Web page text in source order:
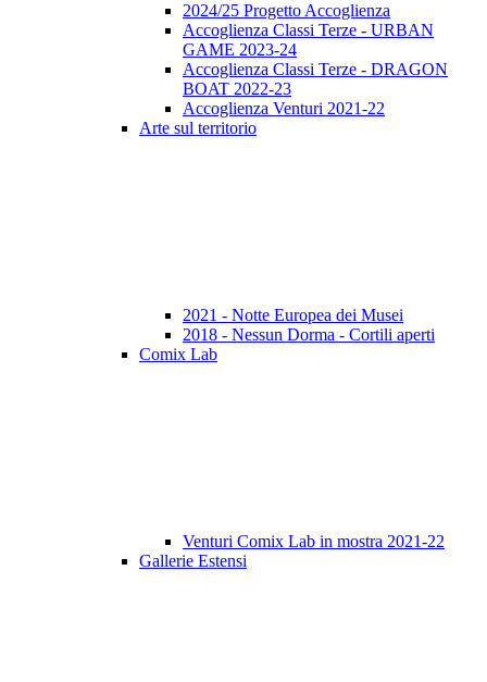
2024/25 Progetto Accoglienza
Accoglienza Classi Terze - URBAN
GAME 2023-24
Accoglienza Classi Terze - DRAGON
BOAT 2022-23
Accoglienza Venturi 2021-22
Arte sul territorio
2021 - Notte Europea dei Musei
2018 - Nessun Dorma - Cortili aperti
Comix Lab
Venturi Comix Lab in mostra 2021-22
Gallerie Estensi